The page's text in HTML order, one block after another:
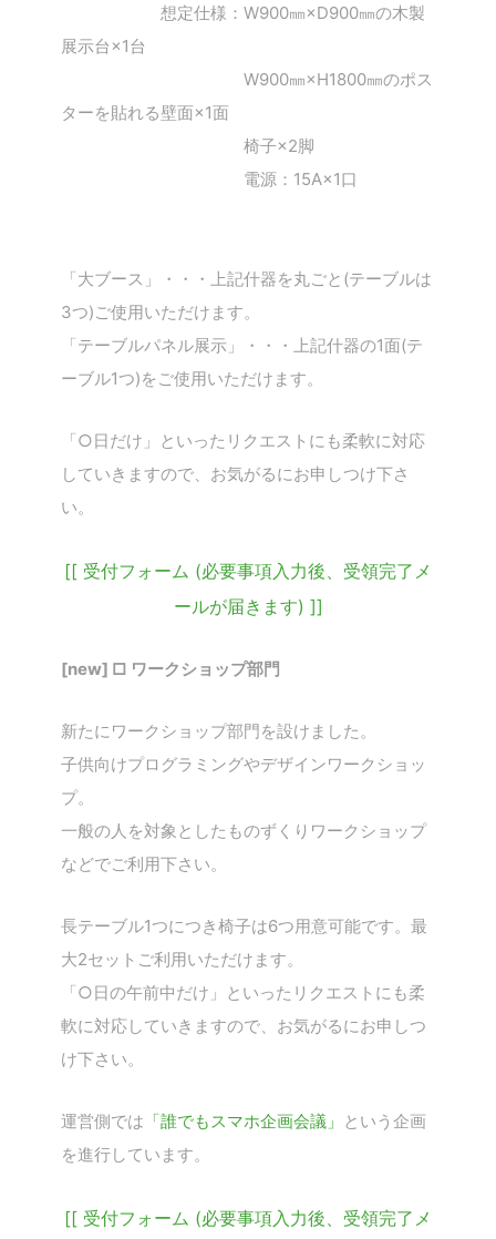
想定仕様：W900㎜×D900㎜の木製
展示台×1台
W900㎜×H1800㎜のポス
ターを貼れる壁面×1面
椅子×2脚
電源：15A×1口
「大ブース」・・・上記什器を丸ごと(テーブルは
3つ)ご使用いただけます。
「テーブルパネル展示」・・・上記什器の1面(テ
ーブル1つ)をご使用いただけます。
「○日だけ」といったリクエストにも柔軟に対応
していきますので、お気がるにお申しつけ下さ
い。
[[ 受付フォーム (必要事項入力後、受領完了メ
ールが届きます) ]]
[new] □ ワークショップ部門
新たにワークショップ部門を設けました。
子供向けプログラミングやデザインワークショッ
プ。
一般の人を対象としたものずくりワークショップ
などでご利用下さい。
長テーブル1つにつき椅子は6つ用意可能です。最
大2セットご利用いただけます。
「○日の午前中だけ」といったリクエストにも柔
軟に対応していきますので、お気がるにお申しつ
け下さい。
運営側では 「誰でもスマホ企画会議」 という企画
を進行しています。
[[ 受付フォーム (必要事項入力後、受領完了メ